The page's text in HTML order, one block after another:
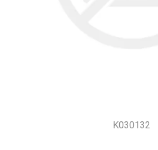
K030132